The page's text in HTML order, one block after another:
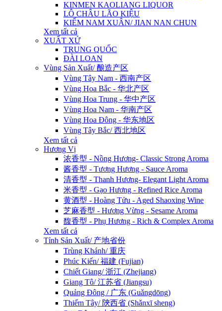
KINMEN KAOLIANG LIQUOR
LÔ CHÂU LÃO KIỆU
KIẾM NAM XUÂN/ JIAN NAN CHUN
Xem tất cả
XUẤT XỨ
TRUNG QUỐC
ĐÀI LOAN
Vùng Sản Xuất/ 酿造产区
Vùng Tây Nam - 西南产区
Vùng Hoa Bắc - 华北产区
Vùng Hoa Trung - 华中产区
Vùng Hoa Nam - 华南产区
Vùng Hoa Đông - 华东地区
Vùng Tây Bắc/ 西北地区
Xem tất cả
Hương Vị
浓香型 - Nồng Hương- Classic Strong Aroma
酱香型 - Tương Hương - Sauce Aroma
清香型 - Thanh Hương- Elegant Light Aroma
米香型 - Gạo Hương - Refined Rice Aroma
黄酒型 - Hoàng Tửu - Aged Shaoxing Wine
芝麻香型 - Hương Vừng - Sesame Aroma
馥香型 - Phụ Hương - Rich & Complex Aroma
Xem tất cả
Tỉnh Sản Xuất/ 产地省份
Trùng Khánh/ 重庆
Phúc Kiến/ 福建 (Fujian)
Chiết Giang/ 浙江 (Zhejiang)
Giang Tô/ 江苏省 (Jiangsu)
Quảng Đông / 广东 (Guǎngdōng)
Thiểm Tây/ 陝西省 (Shǎnxī sheng)